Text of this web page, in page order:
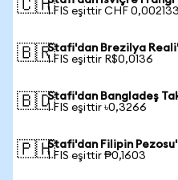
🇨🇭1 FIS eşittir CHF 0,002133
🇧🇷Stafi'dan Brezilya
1 FIS eşittir R$0,0136
🇧🇩Stafi'dan Bangladeş
1 FIS eşittir ৳0,3266
🇵🇭Stafi'dan Filipin
1 FIS eşittir ₱0,1603